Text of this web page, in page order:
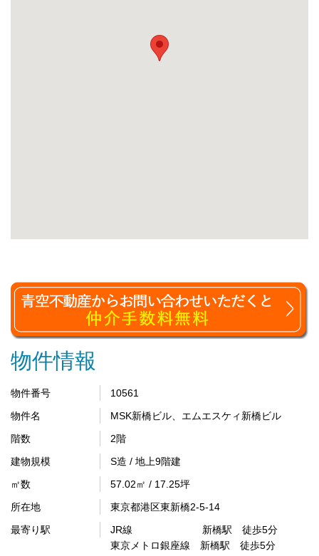
物件情報
物件番号
10561
物件名
MSK新橋ビル、エムエスケィ新橋ビル
階数
2階
建物規模
S造 / 地上9階建
㎡数
57.02㎡ / 17.25坪
所在地
東京都港区東新橋2-5-14
最寄り駅
JR線 新橋駅 徒歩5分
東京メトロ銀座線 新橋駅 徒歩5分